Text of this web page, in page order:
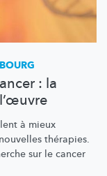
: la
à mieux
thérapies.
sur le cancer